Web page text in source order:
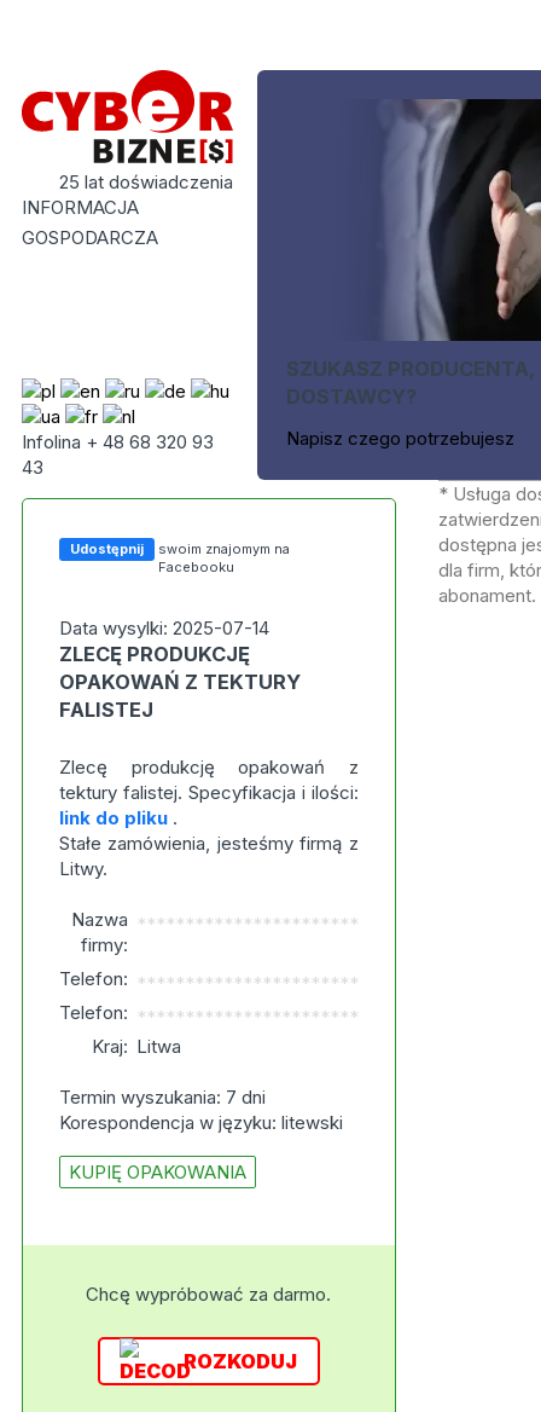
25 lat doświadczenia
INFORMACJA
GOSPODARCZA
Infolina + 48 68 320 93
43
SZUKASZ PRODUCENTA,
DOSTAWCY?
Napisz czego potrzebujesz
Udostępnij
swoim znajomym na
Facebooku
Data wysylki: 2025-07-14
ZLECĘ PRODUKCJĘ
OPAKOWAŃ Z TEKTURY
FALISTEJ
Zlecę produkcję opakowań z
tektury falistej. Specyfikacja i ilości:
link do pliku.
Stałe zamówienia, jesteśmy firmą z
Litwy.
Nazwa
firmy:
***********************
Telefon: ***********************
Telefon: ***********************
Kraj: Litwa
Termin wyszukania: 7 dni
Korespondencja w języku: litewski
KUPIĘ OPAKOWANIA
Chcę wypróbować za darmo.
ROZKODUJ
* Usługa
dostępna
dla firm,
abonament.